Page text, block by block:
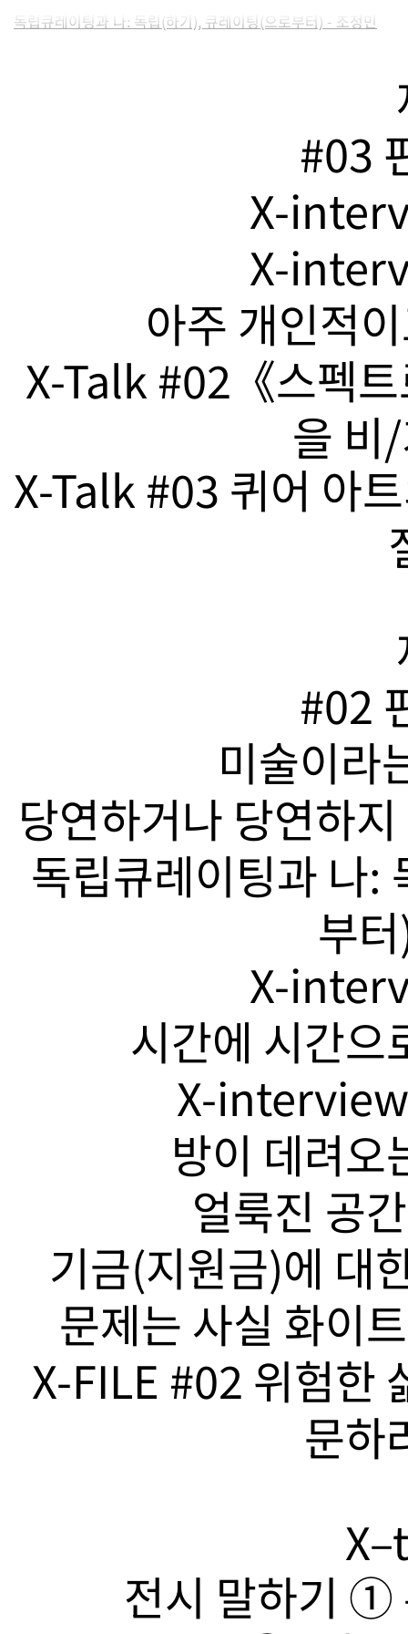
#03
X-
X-
아주 개인적
X-Talk #02《스펙
을 비
X-Talk #03 퀴어 아
#02
미술이라
당연하거나 당연하
독립큐레이팅과 나:
부
X-
시간에 시간으
X-
방이 데려오
얼룩진 공
기금(지원금)에 대
문제는 사실 화이
X-FILE #02 위험한
문하
전시 말하기 ➀
독립큐레이팅과 나: 독립(하기), 큐레이팅(으로부터) - 조정민